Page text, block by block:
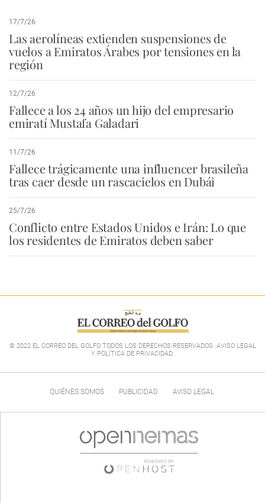
17/7/26
Las aerolíneas extienden suspensiones de
vuelos a Emiratos Árabes por tensiones en la
región
12/7/26
Fallece a los 24 años un hijo del empresario
emiratí Mustafa Galadari
11/7/26
Fallece trágicamente una influencer brasileña
tras caer desde un rascacielos en Dubái
25/7/26
Conflicto entre Estados Unidos e Irán: Lo que
los residentes de Emiratos deben saber
© 2022 EL CORREO DEL GOLFO TODOS LOS DERECHOS RESERVADOS. AVISO LEGAL
Y POLÍTICA DE PRIVACIDAD.
QUIÉNES SOMOS PUBLICIDAD AVISO LEGAL